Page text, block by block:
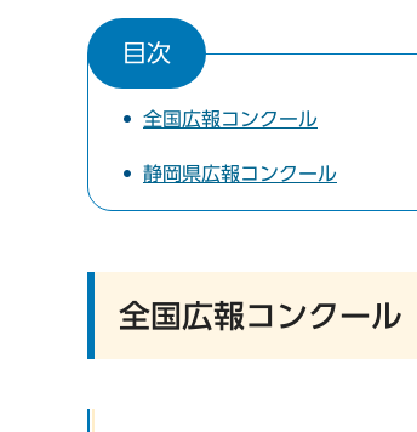
目次
全国広報コンクール
静岡県広報コンクール
全国広報コンクール